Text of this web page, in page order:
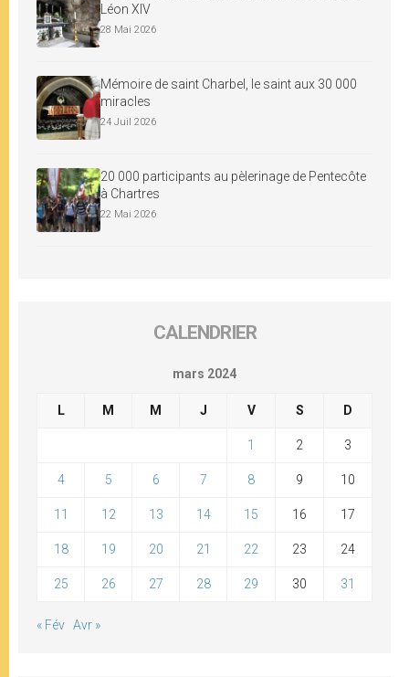
Léon XIV
28 Mai 2026
Mémoire de saint Charbel, le saint aux 30 000
miracles
24 Juil 2026
20 000 participants au pèlerinage de Pentecôte
à Chartres
22 Mai 2026
CALENDRIER
mars 2024
L M M J V S D
1 2 3
4 5 6 7 8 9 10
11 12 13 14 15 16 17
18 19 20 21 22 23 24
25 26 27 28 29 30 31
« Fév Avr »